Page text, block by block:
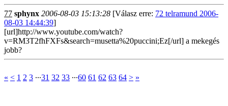
77 sphynx 2006-08-03 15:13:28 [Válasz erre: 72 telramund 2006-
08-03 14:44:39]
[url]http://www.youtube.com/watch?
v=RM3T2fhFXFs&search=musetta%20puccini;Ez[/url] a mekegés
jobb?
« < 1 2 3 ∙∙∙31 32 33 ∙∙∙60 61 62 63 64 > »